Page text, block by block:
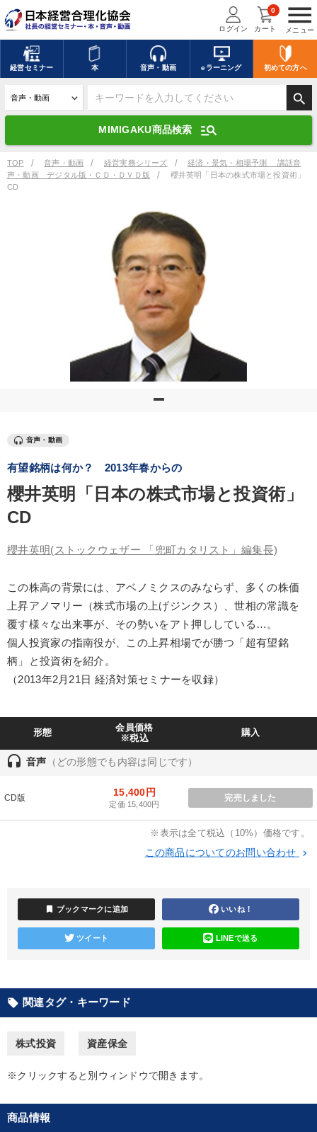
menu
メニュー
ログイン カート
0
経営セミナー 本 音声・動画 eラーニング 初めての方へ
search
MIMIGAKU商品検索 manage_search
キーワードを入力して探す
デジタル版対応のみ検索結果に表示する
search 上記の条件で検索
全国経営者セミナー講演収録物（全1315タイトル）からお探しいただけ
事業家のロマンと経営
若手異才経営者の発想 専門家のアドバイス
企業戦略に学ぶ
オーナー社長の「現場力の経営」＋現場の「儲ける力」をさらに
2025年春季全国経営者セミナー収録講演ＣＤ・講演ＤＶＤ・デジ
タル版（音声／動画ストリーミング・ダウンロード）
業種
IT・サービス・金融業 コンサルタント 専門家
キーワード
銀行交渉 地方企業の勝ち方 会社数字を学ぶ
IT・デジタル活用
経営音声・動画を探す
全国経営者セミナー収録物以外の経営教材（全762タイトル）からお探
しいただけます
最新トレンドと時代の潮流を押さえる
TOP 音声・動画 経営実務シリーズ
経済・景気・相場予測 講話音
声・動画 デジタル版・ＣＤ・ＤＶＤ版
櫻井英明「日本の株式市場と投資術」
CD
音声・動画
有望銘柄は何か？ 2013年春からの
櫻井英明「日本の株式市場と投資術」
CD
櫻井英明(ストックウェザー 「兜町カタリスト」編集長)
この株高の背景には、アベノミクスのみならず、多くの株価
上昇アノマリー（株式市場の上げジンクス）、世相の常識を
覆す様々な出来事が、その勢いをアト押ししている…。
個人投資家の指南役が、この上昇相場でが勝つ「超有望銘
柄」と投資術を紹介。
（2013年2月21日 経済対策セミナーを収録）
形態
会員価格
※税込
購入
headset 音声 （どの形態でも内容は同じです）
CD版 15,400円
定価 15,400円
完売しました
※表示は全て税込（10%）価格です。
この商品についてのお問い合わせ keyboard_arrow_right
bookmark ブックマークに追加 いいね！
ツイート LINEで送る
local_offer 関連タグ・キーワード
株式投資 資産保全
※クリックすると別ウィンドウで開きます。
商品情報